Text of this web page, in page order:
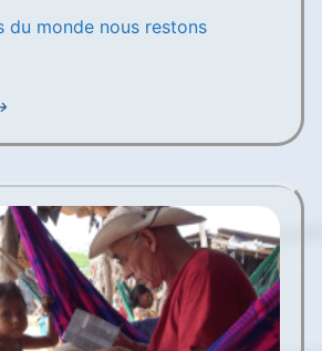
du monde nous restons